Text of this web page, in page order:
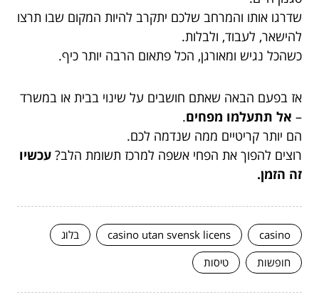
שדרגו אותו והמרחב שלכם יתקרב להיות המקום שבו תרצו
להישאר, לעבוד, ולבלות.
כשהכל נגיש ומאורגן, הכל פתאום הרבה יותר כיף.
אז בפעם הבאה שאתם חושבים על שינוי בבית או במשרד
– אל תתעלמו מפחים.
הם יותר קריטיים ממה שנדמה לכם.
רוצים להפוך את הפחי אשפה למרכז תשומת הלב? עכשיו
זה הזמן.
casino
casino utan svensk licens
בלוג
חופשות
טיסות